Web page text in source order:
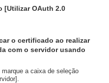
[Utilizar OAuth 2.0
o certificado ao realizar
com o servidor usando
a caixa de seleção